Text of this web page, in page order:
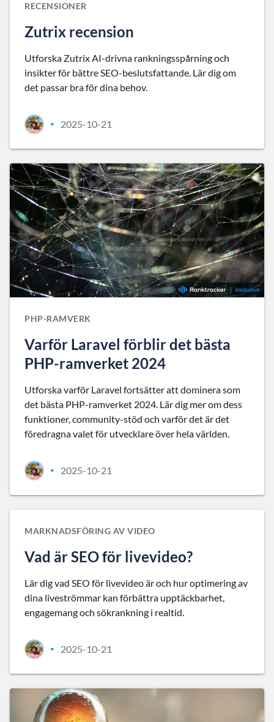
RECENSIONER
Zutrix recension
Utforska Zutrix AI-drivna rankningsspårning och
insikter för bättre SEO-beslutsfattande. Lär dig om
det passar bra för dina behov.
• 2025-10-21
PHP-RAMVERK
Varför Laravel förblir det bästa
PHP-ramverket 2024
Utforska varför Laravel fortsätter att dominera som
det bästa PHP-ramverket 2024. Lär dig mer om dess
funktioner, community-stöd och varför det är det
föredragna valet för utvecklare över hela världen.
• 2025-10-21
MARKNADSFÖRING AV VIDEO
Vad är SEO för livevideo?
Lär dig vad SEO för livevideo är och hur optimering av
dina liveströmmar kan förbättra upptäckbarhet,
engagemang och sökrankning i realtid.
• 2025-10-21